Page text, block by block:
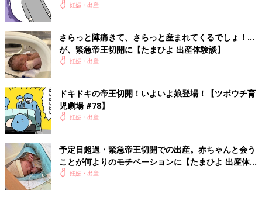
妊娠・出産
さらっと陣痛きて、さらっと産まれてくるでしょ！…
が、緊急帝王切開に【たまひよ 出産体験談】
妊娠・出産
ドキドキの帝王切開！いよいよ娘登場！【ツボウチ育
児劇場 #78】
妊娠・出産
予定日超過・緊急帝王切開での出産。赤ちゃんと会う
ことが何よりのモチベーションに【たまひよ 出産体
験談】妊娠・出産